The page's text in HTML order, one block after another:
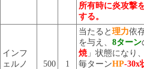
所有時に炎攻撃
する。
インフ
ェルノ
500 1
当たると 理力依
を与え、 8ターン
焼 」状態になり、
毎ターンHP-30x